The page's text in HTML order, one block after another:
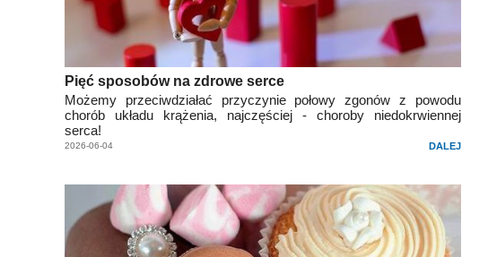
Pięć sposobów na zdrowe serce
Możemy przeciwdziałać przyczynie połowy zgonów z powodu
chorób układu krążenia, najczęściej - choroby niedokrwiennej
serca!
2026-06-04 DALEJ